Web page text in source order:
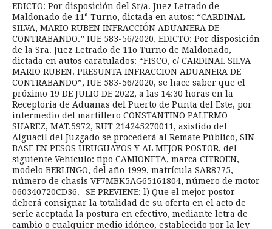
EDICTO: Por disposición del Sr/a. Juez Letrado de
Maldonado de 11° Turno, dictada en autos: “CARDINAL
SILVA, MARIO RUBEN INFRACCIÓN ADUANERA DE
CONTRABANDO.” IUE 583-56/2020, EDICTO: Por disposición
de la Sra. Juez Letrado de 11o Turno de Maldonado,
dictada en autos caratulados: “FISCO, c/ CARDINAL SILVA
MARIO RUBEN. PRESUNTA INFRACCION ADUANERA DE
CONTRABANDO”, IUE 583-56/2020, se hace saber que el
próximo 19 DE JULIO DE 2022, a las 14:30 horas en la
Receptoría de Aduanas del Puerto de Punta del Este, por
intermedio del martillero CONSTANTINO PALERMO
SUAREZ, MAT.5972, RUT 214245270011, asistido del
Alguacil del Juzgado se procederá al Remate Público, SIN
BASE EN PESOS URUGUAYOS Y AL MEJOR POSTOR, del
siguiente Vehículo: tipo CAMIONETA, marca CITROEN,
modelo BERLINGO, del año 1999, matrícula SAR8775,
número de chasis VF7MBK5AG65161804, número de motor
060340720CD36.- SE PREVIENE: l) Que el mejor postor
deberá consignar la totalidad de su oferta en el acto de
serle aceptada la postura en efectivo, mediante letra de
cambio o cualquier medio idóneo, establecido por la ley